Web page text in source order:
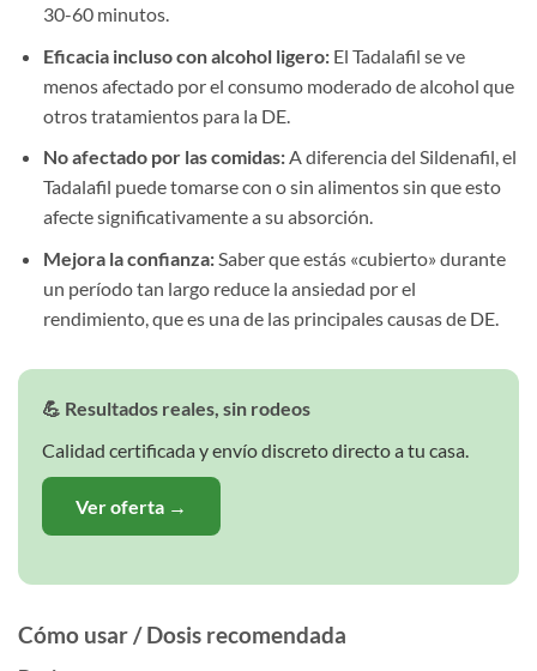
30-60 minutos.
Eficacia incluso con alcohol ligero:El Tadalafil se ve
menos afectado por el consumo moderado de alcohol que
otros tratamientos para la DE.
No afectado por las comidas:A diferencia del Sildenafil, el
Tadalafil puede tomarse con o sin alimentos sin que esto
afecte significativamente a su absorción.
Mejora la confianza:Saber que estás «cubierto» durante
un período tan largo reduce la ansiedad por el
rendimiento, que es una de las principales causas de DE.
💪 Resultados reales, sin rodeos
Calidad certificada y envío discreto directo a tu casa.
Ver oferta →
Cómo usar / Dosis recomendada